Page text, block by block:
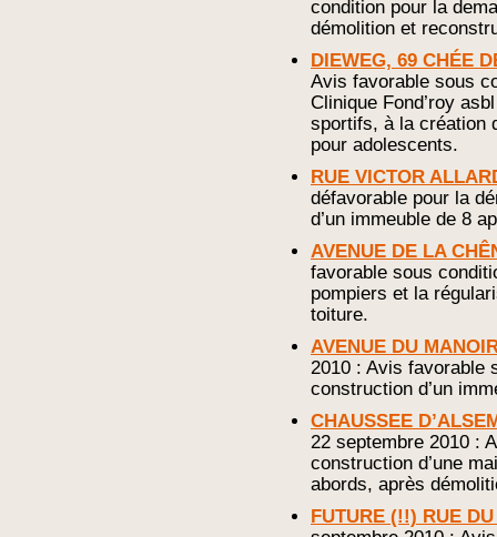
condition pour la
démolition et
DIEWEG, 69 CHÉE
Avis favorable sous
Clinique Fond’roy
sportifs, à la création
pour adolescents.
RUE VICTOR
défavorable pour la
d’un immeuble de 8
AVENUE DE LA
favorable sous
pompiers et la
toiture.
AVENUE DU
2010 : Avis favorable
construction d’un
CHAUSSEE
22 septembre 2010 :
construction d’une
abords, après
FUTURE (!!) RUE